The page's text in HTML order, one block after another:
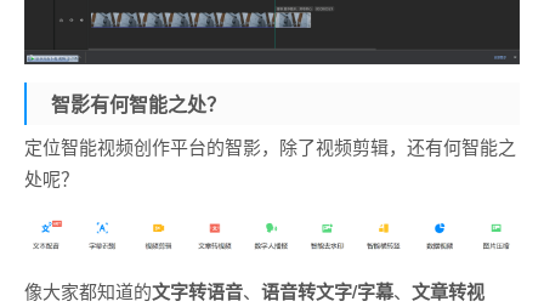
智影有何智能之处？
定位智能视频创作平台的智影，除了视频剪辑，还有何智能之
处呢？
像大家都知道的文字转语音、 语音转文字/字幕、 文章转视